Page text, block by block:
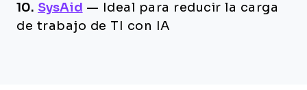
10. SysAid —
Ideal para reducir la carga
de trabajo de TI con IA